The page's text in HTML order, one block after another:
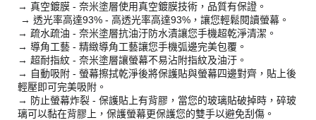
→ 真空鍍膜 - 奈米塗層使用真空鍍膜技術，品質有保證。
→ 透光率高達93% - 高透光率高達93%，讓您輕鬆閱讀螢幕。
→ 疏水疏油 - 奈米塗層抗油汙防水漬讓您手機超乾淨清潔。
→ 導角工藝 - 精緻導角工藝讓您手機弧邊完美包覆。
→ 超耐指紋 - 奈米塗層讓螢幕不易沾附指紋及油汙。
→ 自動吸附 - 螢幕擦拭乾淨後將保護貼與螢幕四邊對齊，貼上後
輕壓即可完美吸附。
→ 防止螢幕炸裂 - 保護貼上有背膠，當您的玻璃貼破掉時，碎玻
璃可以黏在背膠上，保護螢幕更保護您的雙手以避免刮傷。